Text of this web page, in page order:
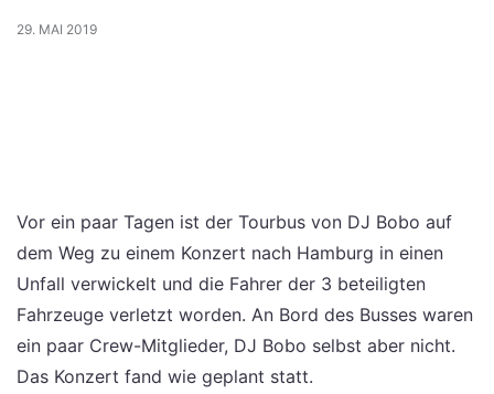
29. MAI 2019
Vor ein paar Tagen ist der Tourbus von DJ Bobo auf
dem Weg zu einem Konzert nach Hamburg in einen
Unfall verwickelt und die Fahrer der 3 beteiligten
Fahrzeuge verletzt worden. An Bord des Busses waren
ein paar Crew-Mitglieder, DJ Bobo selbst aber nicht.
Das Konzert fand wie geplant statt.